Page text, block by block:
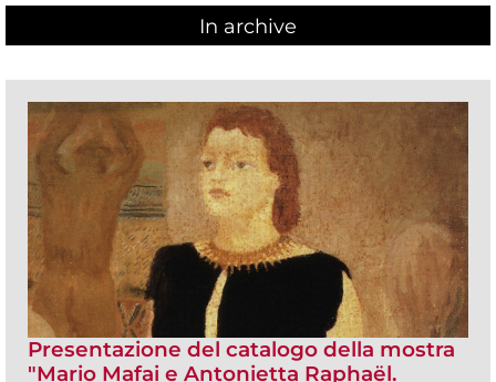
In archive
Presentazione del catalogo della mostra
"Mario Mafai e Antonietta Raphaël.